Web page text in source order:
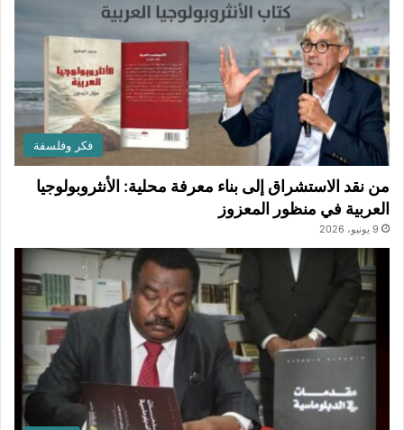
فكر وفلسفة
من نقد الاستشراق إلى بناء معرفة محلية: الأنثروبولوجيا
العربية في منظور المعزوز
9 يونيو، 2026